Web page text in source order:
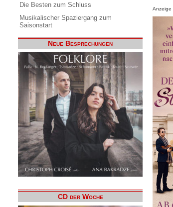
Die Besten zum Schluss
Musikalischer Spaziergang zum
Saisonstart
Neue Besprechungen
CD der Woche
Anzeige